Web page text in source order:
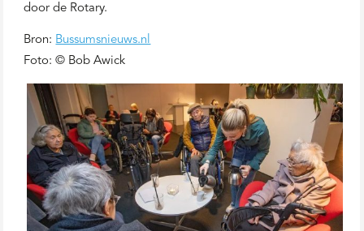
door de Rotary.
Bron: Bussumsnieuws.nl
Foto: © Bob Awick